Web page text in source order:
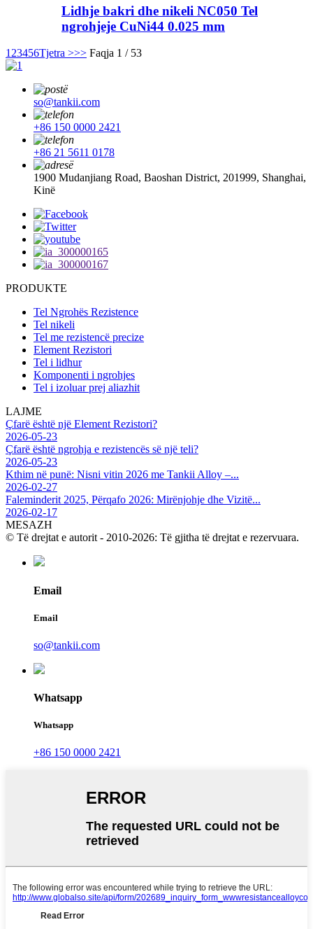
Lidhje bakri dhe nikeli NC050 Tel
ngrohjeje CuNi44 0.025 mm
1 23456Tjetra >>> Faqja 1 / 53
so@tankii.com
+86 150 0000 2421
+86 21 5611 0178
1900 Mudanjiang Road, Baoshan District, 201999, Shanghai,
Kinë
PRODUKTE
Tel Ngrohës Rezistence
Tel nikeli
Tel me rezistencë precize
Element Rezistori
Tel i lidhur
Komponenti i ngrohjes
Tel i izoluar prej aliazhit
LAJME
Çfarë është një Element Rezistori?
2026-05-23
Çfarë është ngrohja e rezistencës së një teli?
2026-05-23
Kthim në punë: Nisni vitin 2026 me Tankii Alloy –...
2026-02-27
Faleminderit 2025, Përqafo 2026: Mirënjohje dhe Vizitë...
2026-02-17
MESAZH
© Të drejtat e autorit - 2010-2026: Të gjitha të drejtat e rezervuara.
Email
Email
so@tankii.com
Whatsapp
Whatsapp
+86 150 0000 2421